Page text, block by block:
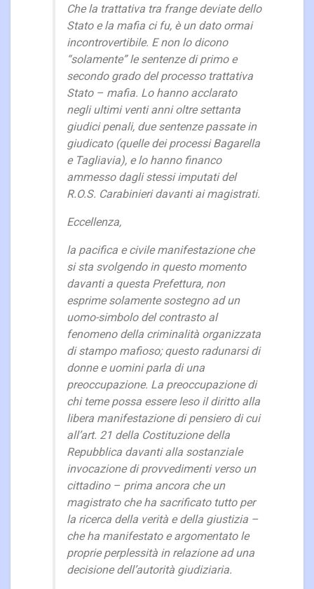
Che la trattativa tra frange deviate dello
Stato e la mafia ci fu, è un dato ormai
incontrovertibile. E non lo dicono
“solamente” le sentenze di primo e
secondo grado del processo trattativa
Stato – mafia. Lo hanno acclarato
negli ultimi venti anni oltre settanta
giudici penali, due sentenze passate in
giudicato (quelle dei processi Bagarella
e Tagliavia), e lo hanno financo
ammesso dagli stessi imputati del
R.O.S. Carabinieri davanti ai magistrati.
Eccellenza,
la pacifica e civile manifestazione che
si sta svolgendo in questo momento
davanti a questa Prefettura, non
esprime solamente sostegno ad un
uomo-simbolo del contrasto al
fenomeno della criminalità organizzata
di stampo mafioso; questo radunarsi di
donne e uomini parla di una
preoccupazione. La preoccupazione di
chi teme possa essere leso il diritto alla
libera manifestazione di pensiero di cui
all’art. 21 della Costituzione della
Repubblica davanti alla sostanziale
invocazione di provvedimenti verso un
cittadino – prima ancora che un
magistrato che ha sacrificato tutto per
la ricerca della verità e della giustizia –
che ha manifestato e argomentato le
proprie perplessità in relazione ad una
decisione dell’autorità giudiziaria.